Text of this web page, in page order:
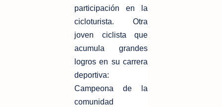
participación en la
cicloturista. Otra
joven ciclista que
acumula grandes
logros en su carrera
deportiva:
Campeona de la
comunidad